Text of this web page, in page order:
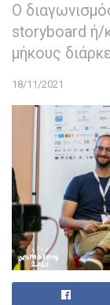
Ο
storyboard ή/
μήκους
18/11/2021